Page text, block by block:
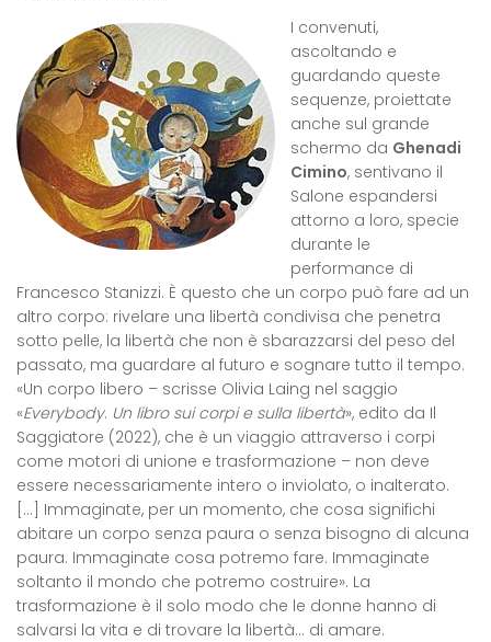
I convenuti,
ascoltando e
guardando queste
sequenze, proiettate
anche sul grande
schermo da Ghenadi
Cimino, sentivano il
Salone espandersi
attorno a loro, specie
durante le
performance di
Francesco Stanizzi. È questo che un corpo può fare ad un
altro corpo: rivelare una libertà condivisa che penetra
sotto pelle, la libertà che non è sbarazzarsi del peso del
passato, ma guardare al futuro e sognare tutto il tempo.
«Un corpo libero – scrisse Olivia Laing nel saggio
«Everybody. Un libro sui corpi e sulla libertà», edito da Il
Saggiatore (2022), che è un viaggio attraverso i corpi
come motori di unione e trasformazione – non deve
essere necessariamente intero o inviolato, o inalterato.
[…] Immaginate, per un momento, che cosa significhi
abitare un corpo senza paura o senza bisogno di alcuna
paura. Immaginate cosa potremo fare. Immaginate
soltanto il mondo che potremo costruire». La
trasformazione è il solo modo che le donne hanno di
salvarsi la vita e di trovare la libertà… di amare.